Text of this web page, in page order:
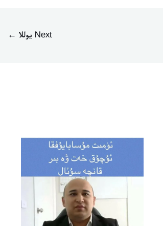
Next يوللا ←